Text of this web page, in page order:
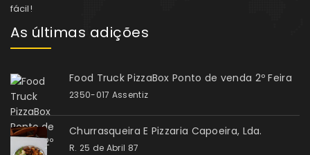
fácil!
As últimas adições
Food Truck PizzaBox Ponto de venda 2º Feira
2350-017 Assentiz
Churrasqueira E Pizzaria Capoeira, Lda.
R. 25 de Abril 87